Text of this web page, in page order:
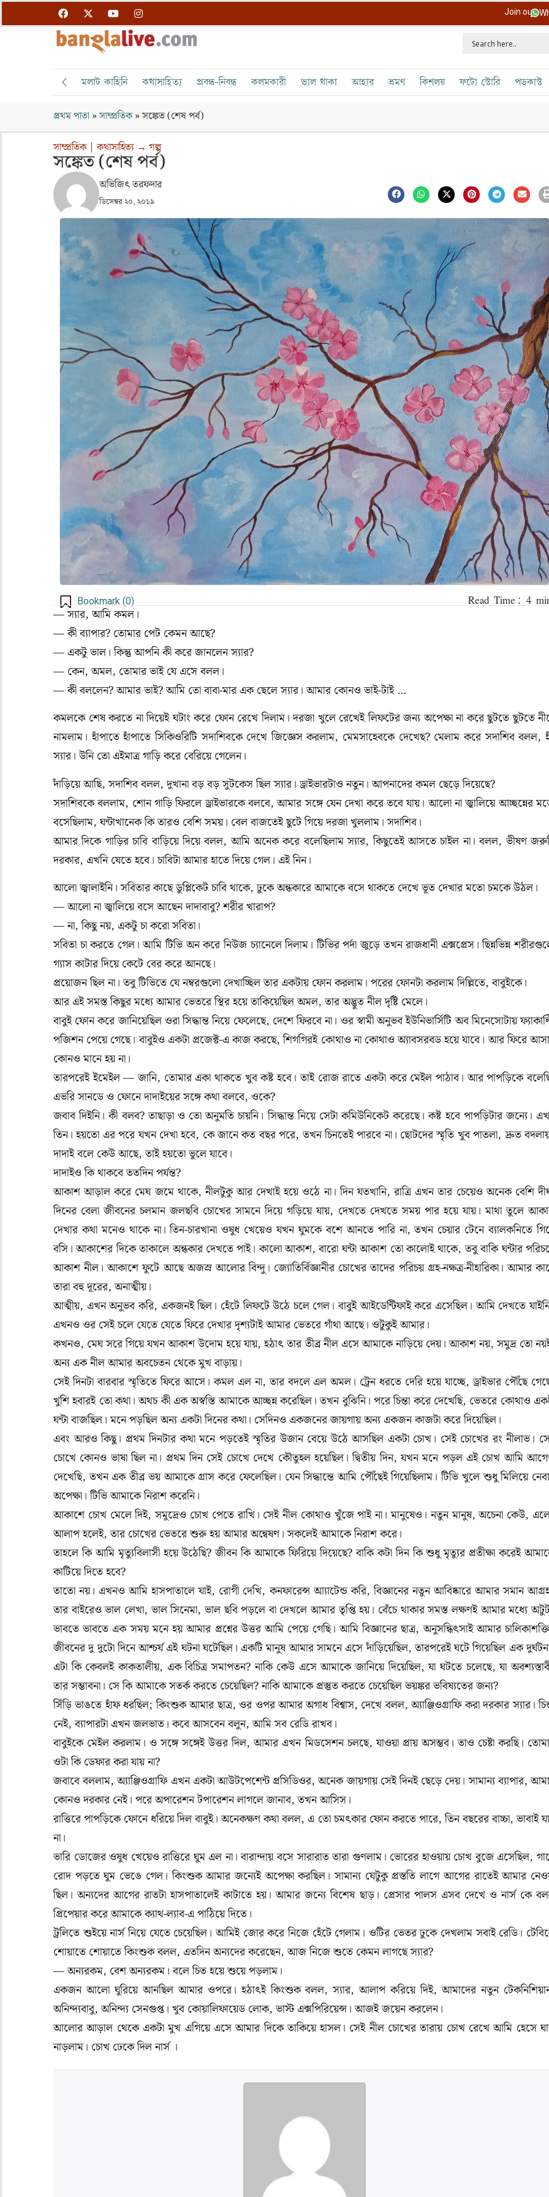
Join our
মলাট কাহিনি কথাসাহিত্য প্রবন্ধ-নিবন্ধ কলমকারী ভাল থাকা আহার ভ্রমণ কিশলয় ফটো স্টোরি পডকাস্ট
প্রথম পাতা »সাম্প্রতিক»সঙ্কেত (শেষ পর্ব)
সাম্প্রতিক|কথাসাহিত্য → গল্প
সঙ্কেত (শেষ পর্ব)
অভিজিৎ তরফদার
ডিসেম্বর ২০, ২০১৯
Bookmark (0)
— স্যার, আমি কমল।
— কী ব্যাপার? তোমার পেট কেমন আছে?
— একটু ভাল। কিন্তু আপনি কী করে জানলেন স্যার?
— কেন, অমল, তোমার ভাই যে এসে বলল।
— কী বললেন? আমার ভাই? আমি তো বাবা-মার এক ছেলে স্যার। আমার কোনও ভাই-টাই …
কমলকে শেষ করতে না দিয়েই ঘটাং করে ফোন রেখে দিলাম। দরজা খুলে রেখেই লিফটের জন্য অপেক্ষা না করে ছুটতে ছুটতে
নামলাম। হাঁপাতে হাঁপাতে সিকিওরিটি সদাশিবকে দেখে জিজ্ঞেস করলাম, মেমসাহেবকে দেখেছ? মেলাম করে সদাশিব বলল,
স্যার। উনি তো এইমাত্র গাড়ি করে বেরিয়ে গেলেন।
দাঁড়িয়ে আছি, সদাশিব বলল, দুখানা বড় বড় সুটকেস ছিল স্যার। ড্রাইভারটাও নতুন। আপনাদের কমল ছেড়ে দিয়েছে?
সদাশিবকে বললাম, শোন গাড়ি ফিরলে ড্রাইভারকে বলবে, আমার সঙ্গে যেন দেখা করে তবে যায়। আলো না জ্বালিয়ে আচ্ছন্নের
বসেছিলাম, ঘন্টাখানেক কি তারও বেশি সময়। বেল বাজতেই ছুটে গিয়ে দরজা খুললাম। সদাশিব।
আমার দিকে গাড়ির চাবি বাড়িয়ে দিয়ে বলল, আমি অনেক করে বলেছিলাম স্যার, কিছুতেই আসতে চাইল না। বলল, ভীষণ
দরকার, এখনি যেতে হবে। চাবিটা আমার হাতে দিয়ে গেল। এই নিন।
আলো জ্বালাইনি। সবিতার কাছে ডুপ্লিকেট চাবি থাকে, ঢুকে অন্ধকারে আমাকে বসে থাকতে দেখে ভূত দেখার মতো চমকে উঠল।
— আলো না জ্বালিয়ে বসে আছেন দাদাবাবু? শরীর খারাপ?
— না, কিছু নয়, একটু চা করো সবিতা।
সবিতা চা করতে গেল। আমি টিভি অন করে নিউজ চ্যানেলে দিলাম। টিভির পর্দা জুড়ে তখন রাজধানী এক্সপ্রেস। ছিন্নভিন্ন
গ্যাস কাটার দিয়ে কেটে বের করে আনছে।
প্রয়োজন ছিল না। তবু টিভিতে যে নম্বরগুলো দেখাচ্ছিল তার একটায় ফোন করলাম। পরের ফোনটা করলাম দিল্লিতে, বাবুইকে।
আর এই সমস্ত কিছুর মধ্যে আমার ভেতরে স্থির হয়ে তাকিয়েছিল অমল, তার অদ্ভুত নীল দৃষ্টি মেলে।
বাবুই ফোন করে জানিয়েছিল ওরা সিদ্ধান্ত নিয়ে ফেলেছে, দেশে ফিরবে না। ওর স্বামী অনুভব ইউনিভার্সিটি অব মিনেসোটায়
পজিশন পেয়ে গেছে। বাবুইও একটা প্রজেক্ট-এ কাজ করছে, শিগগিরই কোথাও না কোথাও অ্যাবসরবড হয়ে যাবে। আর ফিরে
কোনও মানে হয় না।
তারপরেই ইমেইল — জানি, তোমার একা থাকতে খুব কষ্ট হবে। তাই রোজ রাতে একটা করে মেইল পাঠাব। আর পাপড়িকে
এভরি সানডে ও ফোনে দাদাইয়ের সঙ্গে কথা বলবে, ওকে?
জবাব দিইনি। কী বলব? তাছাড়া ও তো অনুমতি চায়নি। সিদ্ধান্ত নিয়ে সেটা কমিউনিকেট করেছে। কষ্ট হবে পাপড়িটার জন্যে।
তিন। হয়তো এর পরে যখন দেখা হবে, কে জানে কত বছর পরে, তখন চিনতেই পারবে না। ছোটদের স্মৃতি খুব পাতলা, দ্রুত
দাদাই বলে কেউ আছে, তাই হয়তো ভুলে যাবে।
দাদাইও কি থাকবে ততদিন পর্যন্ত?
আকাশ আড়াল করে মেঘ জমে থাকে, নীলটুকু আর দেখাই হয়ে ওঠে না। দিন যতখানি, রাত্রি এখন তার চেয়েও অনেক বেশি
দিনের বেলা জীবনের চলমান জলছবি চোখের সামনে দিয়ে গড়িয়ে যায়, দেখতে দেখতে সময় পার হয়ে যায়। মাথা তুলে
দেখার কথা মনেও থাকে না। তিন-চারখানা ওষুধ খেয়েও যখন ঘুমকে বশে আনতে পারি না, তখন চেয়ার টেনে ব্যালকনিতে
বসি। আকাশের দিকে তাকালে অন্ধকার দেখতে পাই। কালো আকাশ, বারো ঘন্টা আকাশ তো কালোই থাকে, তবু বাকি ঘন্টার
আকাশ নীল। আকাশে ফুটে আছে অজস্র আলোর বিন্দু। জ্যোতির্বিজ্ঞানীর চোখের তাদের পরিচয় গ্রহ-নক্ষত্র-নীহারিকা। আমার
তারা বহু দূরের, অনাত্মীয়।
আত্মীয়, এখন অনুভব করি, একজনই ছিল। হেঁটে লিফটে উঠে চলে গেল। বাবুই আইডেন্টিফাই করে এসেছিল। আমি দেখতে
এখনও ওর সেই চলে যেতে যেতে ফিরে দেখার দৃশ্যটাই আমার ভেতরে গাঁথা আছে। ওটুকুই আমার।
কখনও, মেঘ সরে গিয়ে যখন আকাশ উদোম হয়ে যায়, হঠাৎ তার তীব্র নীল এসে আমাকে নাড়িয়ে দেয়। আকাশ নয়, সমুদ্র তো
অন্য এক নীল আমার অবচেতন থেকে মুখ বাড়ায়।
সেই দিনটা বারবার স্মৃতিতে ফিরে আসে। কমল এল না, তার বদলে এল অমল। ট্রেন ধরতে দেরি হয়ে যাচ্ছে, ড্রাইভার পৌঁছে
খুশি হবারই তো কথা। অথচ কী এক অস্বস্তি আমাকে আচ্ছন্ন করেছিল। তখন বুঝিনি। পরে চিন্তা করে দেখেছি, ভেতরে কোথাও
ঘন্টা বাজছিল। মনে পড়ছিল অন্য একটা দিনের কথা। সেদিনও একজনের জায়গায় অন্য একজন কাজটা করে দিয়েছিল।
এবং আরও কিছু। প্রথম দিনটার কথা মনে পড়তেই স্মৃতির উজান বেয়ে উঠে আসছিল একটা চোখ। সেই চোখের রং নীলাভ।
চোখে কোনও ভাষা ছিল না। প্রথম দিন সেই চোখে দেখে কৌতুহল হয়েছিল। দ্বিতীয় দিন, যখন মনে পড়ল এই চোখ আমি
দেখেছি, তখন এক তীব্র ভয় আমাকে গ্রাস করে ফেলেছিল। যেন সিদ্ধান্তে আমি পৌঁছেই গিয়েছিলাম। টিভি খুলে শুধু মিলিয়ে
অপেক্ষা। টিভি আমাকে নিরাশ করেনি।
আকাশে চোখ মেলে দিই, সমুদ্রেও চোখ পেতে রাখি। সেই নীল কোথাও খুঁজে পাই না। মানুষেও। নতুন মানুষ, অচেনা কেউ,
আলাপ হলেই, তার চোখের ভেতরে শুরু হয় আমার অন্বেষণ। সকলেই আমাকে নিরাশ করে।
তাহলে কি আমি মৃত্যুবিলাসী হয়ে উঠেছি? জীবন কি আমাকে ফিরিয়ে দিয়েছে? বাকি কটা দিন কি শুধু মৃত্যুর প্রতীক্ষা করেই
কাটিয়ে দিতে হবে?
তাতো নয়। এখনও আমি হাসপাতালে যাই, রোগী দেখি, কনফারেন্স আ্যাটেন্ড করি, বিজ্ঞানের নতুন আবিষ্কারে আমার সমান
তার বাইরেও ভাল লেখা, ভাল সিনেমা, ভাল ছবি পড়লে বা দেখলে আমার তৃপ্তি হয়। বেঁচে থাকার সমস্ত লক্ষণই আমার মধ্যে
ভাবতে ভাবতে এক সময় মনে হয় আমার প্রশ্নের উত্তর আমি পেয়ে গেছি। আমি বিজ্ঞানের ছাত্র, অনুসন্ধিৎসাই আমার
জীবনের দু দুটো দিনে আশ্চর্য এই ঘটনা ঘটেছিল। একটি মানুষ আমার সামনে এসে দাঁড়িয়েছিল, তারপরেই ঘটে গিয়েছিল এক
এটা কি কেবলই কাকতালীয়, এক বিচিত্র সমাপতন? নাকি কেউ এসে আমাকে জানিয়ে দিয়েছিল, যা ঘটতে চলেছে, যা
তার সম্ভাবনা। সে কি আমাকে সতর্ক করতে চেয়েছিল? নাকি আমাকে প্রস্তুত করতে চেয়েছিল ভয়ঙ্কর ভবিষ্যতের জন্য?
সিঁড়ি ভাঙতে হাঁফ ধরছিল; কিংশুক আমার ছাত্র, ওর ওপর আমার অগাধ বিশ্বাস, দেখে বলল, অ্যাঞ্জিওগ্রাফি করা দরকার স্যার।
নেই, ব্যাপারটা এখন জলভাত। কবে আসবেন বলুন, আমি সব রেডি রাখব।
বাবুইকে মেইল করলাম। ও সঙ্গে সঙ্গেই উত্তর দিল, আমার এখন মিডসেশন চলছে, যাওয়া প্রায় অসম্ভব। তাও চেষ্টা করছি।
ওটা কি ডেফার করা যায় না?
জবাবে বললাম, অ্যাঞ্জিওগ্রাফি এখন একটা আউটপেশেন্ট প্রসিডিওর, অনেক জায়গায় সেই দিনই ছেড়ে দেয়। সামান্য ব্যাপার,
কোনও দরকার নেই। পরে অপারেশন টপারেশন লাগলে জানাব, তখন আসিস।
রাত্তিরে পাপড়িকে ফোনে ধরিয়ে দিল বাবুই। অনেকক্ষণ কথা বলল, এ তো চমৎকার ফোন করতে পারে, তিন বছরের বাচ্চা, ভাবাই
না।
ভারি ডোজের ওষুধ খেয়েও রাত্তিরে ঘুম এল না। বারান্দায় বসে সারারাত তারা গুণলাম। ভোরের হাওয়ায় চোখ বুজে এসেছিল,
রোদ পড়তে ঘুম ভেঙে গেল। কিংশুক আমার জন্যেই অপেক্ষা করছিল। সামান্য যেটুকু প্রস্ততি লাগে আগের রাতেই আমার
ছিল। অন্যদের আগের রাতটা হাসপাতালেই কাটাতে হয়। আমার জন্যে বিশেষ ছাড়। প্রেসার পালস এসব দেখে ও নার্স কে
প্রিপেয়ার করে আমাকে ক্যাথ-ল্যাব-এ পাঠিয়ে দিতে।
ট্রলিতে শুইয়ে নার্স নিয়ে যেতে চেয়েছিল। আমিই জোর করে নিজে হেঁটে গেলাম। ওটির ভেতর ঢুকে দেখলাম সবাই রেডি।
শোয়াতে শোয়াতে কিংশুক বলল, এতদিন অন্যদের করেছেন, আজ নিজে শুতে কেমন লাগছে স্যার?
— অন্যরকম, বেশ অন্যরকম। বলে চিত হয়ে শুয়ে পড়লাম।
একজন আলো ঘুরিয়ে আনছিল আমার ওপরে। হঠাৎই কিংশুক বলল, স্যার, আলাপ করিয়ে দিই, আমাদের নতুন
অনিন্দ্যবাবু, অনিন্দ্য সেনগুপ্ত। খুব কোয়ালিফায়েড লোক, ভাস্ট এক্সপিরিয়েন্স। আজই জয়েন করলেন।
আলোর আড়াল থেকে একটা মুখ এগিয়ে এসে আমার দিকে তাকিয়ে হাসল। সেই নীল চোখের তারায় চোখ রেখে আমি হেসে
নাড়লাম। চোখ ঢেকে দিল নার্স ।